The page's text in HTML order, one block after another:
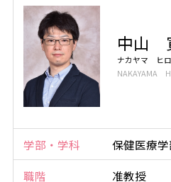
中山
ナカヤマ ヒ
NAKAYAMA
学部・学科
保健医療
職階
准教授